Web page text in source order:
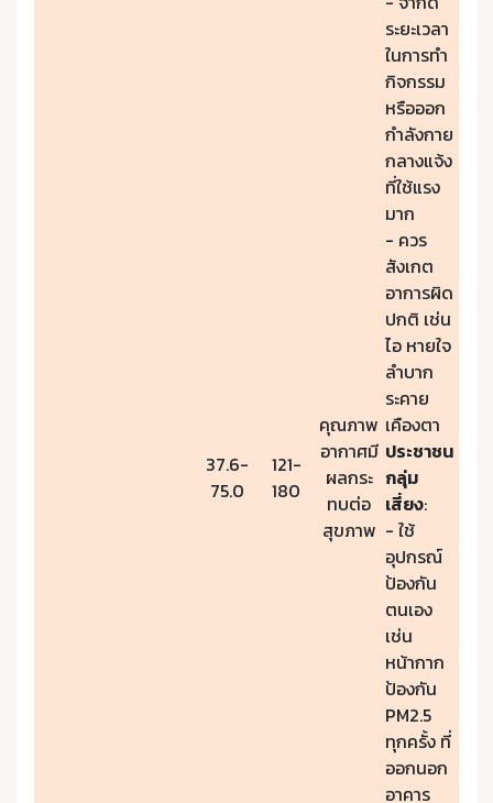
37.6-
75.0
121-
180
คุณภาพ
อากาศมี
ผลกระ
ทบต่อ
สุขภาพ
ระยะเวลา
ในการทำ
กิจกรรม
หรือออก
กำลังกาย
กลางแจ้ง
ที่ใช้แรง
มาก
- ควร
สังเกต
อาการผิด
ปกติ เช่น
ไอ หายใจ
ลำบาก
ระคาย
เคืองตา
ประชาชน
กลุ่ม
เสี่ยง:
- ใช้
อุปกรณ์
ป้องกัน
ตนเอง
เช่น
หน้ากาก
ป้องกัน
PM2.5
ทุกครั้ง ที่
ออกนอก
อาคาร